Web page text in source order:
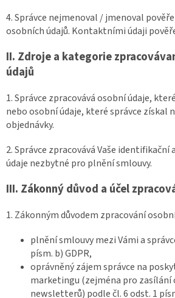
4. Správce nejmenoval / jmenoval
osobních údajů. Kontaktními údaji
II. Zdroje a kategorie
údajů
1. Správce zpracovává osobní údaje,
nebo osobní údaje, které správce získal
objednávky.
2. Správce zpracovává Vaše
údaje nezbytné pro plnění smlouvy.
III. Zákonný důvod a účel
1. Zákonným důvodem zpracování
plnění smlouvy mezi Vámi a
písm. b) GDPR,
oprávněný zájem správce na
marketingu (zejména pro zasílání
newsletterů) podle čl. 6 odst. 1